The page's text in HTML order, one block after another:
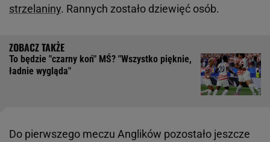
strzelaniny. Rannych zostało dziewięć osób.
To będzie "czarny koń" MŚ? "Wszystko pięknie,
ładnie wygląda"
Do pierwszego meczu Anglików pozostało jeszcze